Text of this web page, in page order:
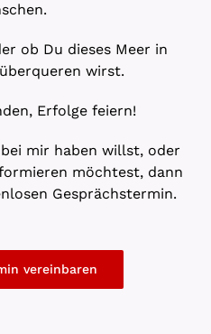
ob Du dieses Meer in
wirst.
Erfolge feiern!
mir haben willst, oder
möchtest, dann
Gesprächstermin.
vereinbaren